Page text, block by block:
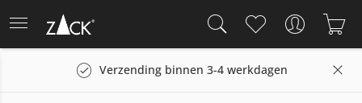
3-4 werkdagen 14 dagen retourrecht